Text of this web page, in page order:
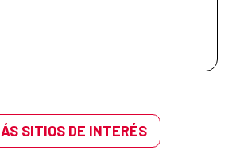
SITIOS DE INTERÉS